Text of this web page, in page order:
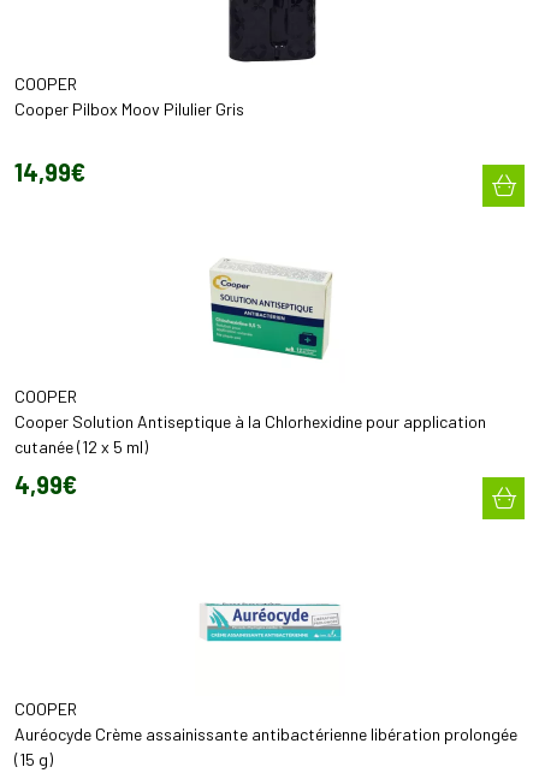
COOPER
Cooper Pilbox Moov Pilulier Gris
14,99€
COOPER
Cooper Solution Antiseptique à la Chlorhexidine pour application
cutanée (12 x 5 ml)
4,99€
COOPER
Auréocyde Crème assainissante antibactérienne libération prolongée
(15 g)